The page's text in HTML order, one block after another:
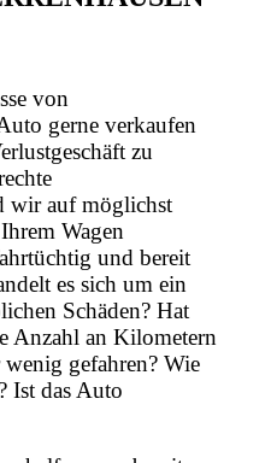
von
gerne verkaufen
zu
wir auf möglichst
Wagen
und bereit
es sich um ein
Schäden? Hat
Anzahl an Kilometern
gefahren? Wie
Ist das Auto